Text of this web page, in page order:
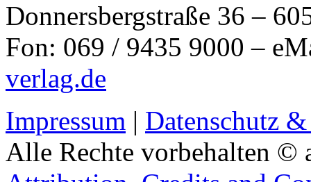
Donnersbergstraße 36 –
Fon: 069 / 9435 9000 –
verlag.de
Impressum | Datenschutz
Alle Rechte vorbehalten ©